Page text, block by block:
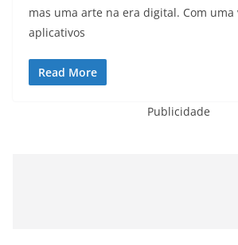
mas uma arte na era digital. Com uma
aplicativos
Read More
Publicidade